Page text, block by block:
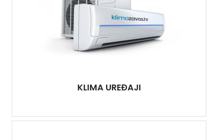
KLIMA UREĐAJI